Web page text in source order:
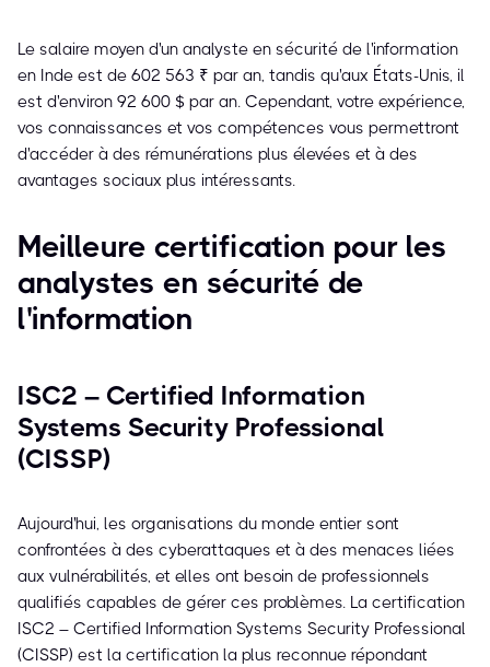
Le salaire moyen d'un analyste en sécurité de l'information
en Inde est de 602 563 ₹ par an, tandis qu'aux États-Unis, il
est d'environ 92 600 $ par an. Cependant, votre expérience,
vos connaissances et vos compétences vous permettront
d'accéder à des rémunérations plus élevées et à des
avantages sociaux plus intéressants.
Meilleure certification pour les
analystes en sécurité de
l'information
ISC2 – Certified Information
Systems Security Professional
(CISSP)
Aujourd'hui, les organisations du monde entier sont
confrontées à des cyberattaques et à des menaces liées
aux vulnérabilités, et elles ont besoin de professionnels
qualifiés capables de gérer ces problèmes. La certification
ISC2 – Certified Information Systems Security Professional
(CISSP) est la certification la plus reconnue répondant